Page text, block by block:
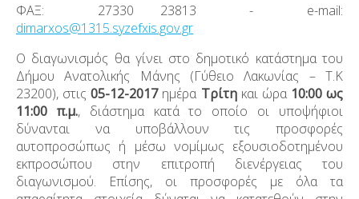
ΦΑΞ: 27330 23813 - e-mail:
dimarxos@1315.syzefxis.gov.gr
Ο διαγωνισμός θα γίνει στο δημοτικό κατάστημα του
Δήμου Ανατολικής Μάνης (Γύθειο Λακωνίας – Τ.Κ
23200), στις05-12-2017ημέρα Τρίτηκαι ώρα 10:00 ως
11:00 π.μ., διάστημα κατά το οποίο οι υποψήφιοι
δύνανται να υποβάλλουν τις προσφορές
αυτοπροσώπως ή μέσω νομίμως εξουσιοδοτημένου
εκπροσώπου στην επιτροπή διενέργειας του
διαγωνισμού. Επίσης, οι προσφορές με όλα τα